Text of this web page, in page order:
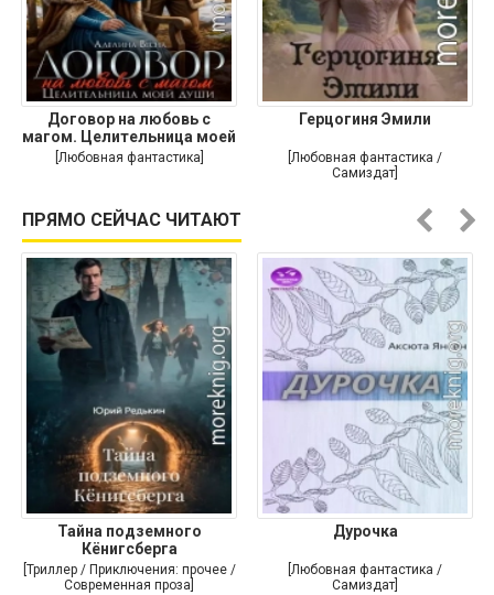
Договор на любовь с
магом. Целительница моей
души
[Любовная фантастика]
Герцогиня Эмили
[Любовная фантастика /
Самиздат]
ПРЯМО СЕЙЧАС ЧИТАЮТ
Тайна подземного
Кёнигсберга
[Триллер / Приключения: прочее /
Современная проза]
Дурочка
[Любовная фантастика /
Самиздат]